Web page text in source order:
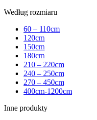
Według rozmiaru
60 – 110cm
120cm
150cm
180cm
210 – 220cm
240 – 250cm
270 – 450cm
400cm-1200cm
Inne produkty